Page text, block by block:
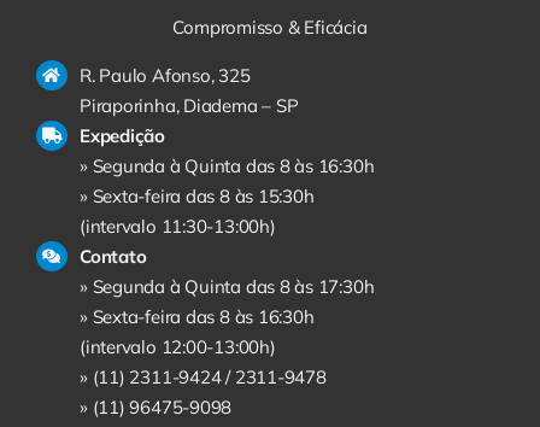
Compromisso & Eficácia
R. Paulo Afonso, 325
Piraporinha, Diadema – SP
Expedição
» Segunda à Quinta das 8 às 16:30h
» Sexta-feira das 8 às 15:30h
(intervalo 11:30-13:00h)
Contato
» Segunda à Quinta das 8 às 17:30h
» Sexta-feira das 8 às 16:30h
(intervalo 12:00-13:00h)
» (11) 2311-9424 / 2311-9478
» (11) 96475-9098